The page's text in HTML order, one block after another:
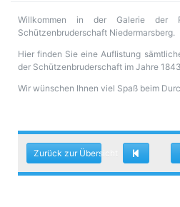
Impressum
Datenschutzerklärung
Willkommen in der Galerie der
Schützenbruderschaft Niedermarsberg.
Hier finden Sie eine Auflistung
der Schützenbruderschaft im Jahre
Wir wünschen Ihnen viel Spaß beim
Zurück zur Übersicht